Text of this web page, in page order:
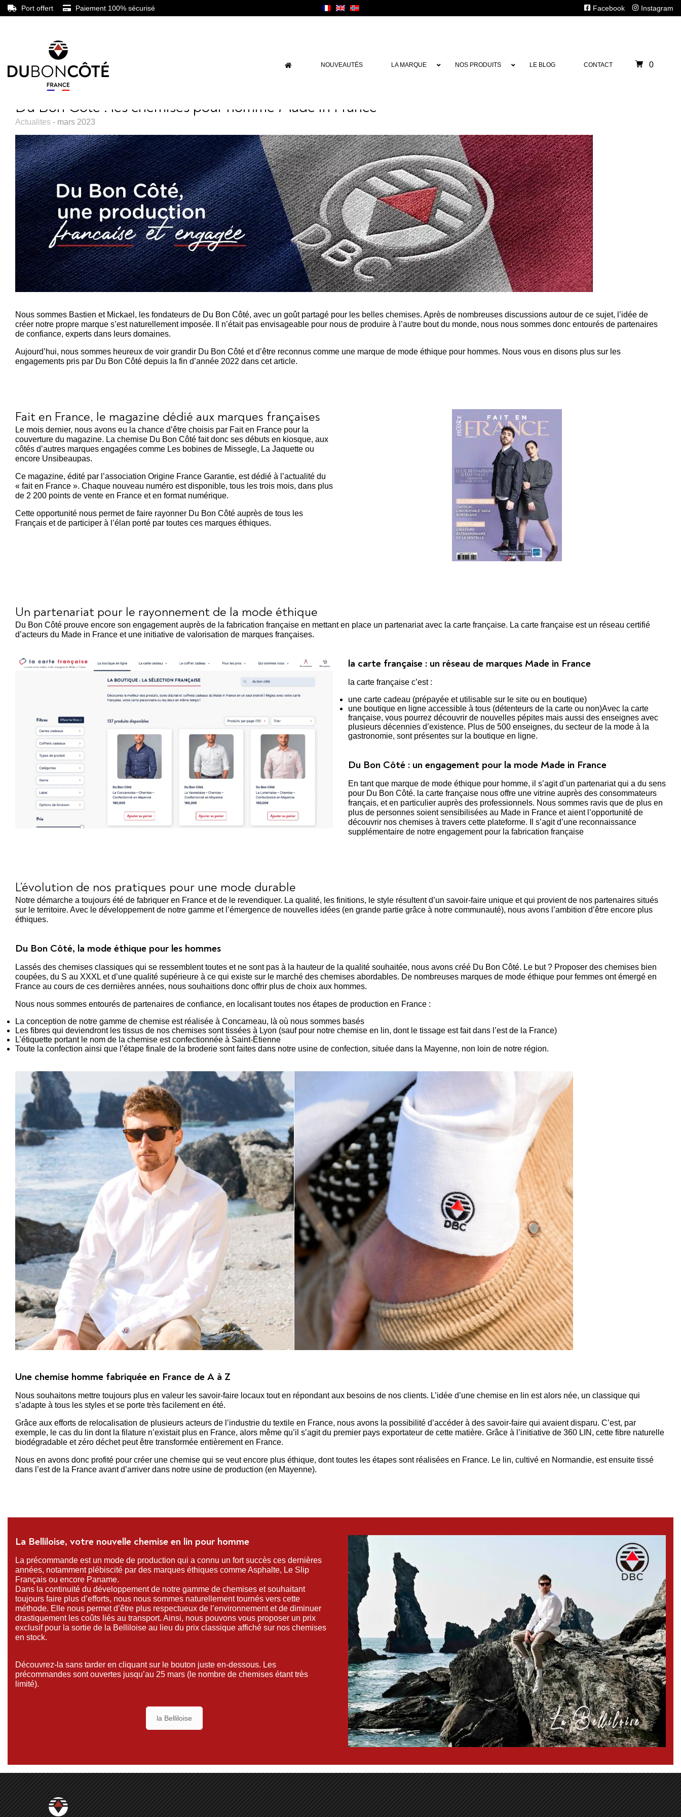
Port offert Paiement 100% sécurisé Facebook Instagram
NOUVEAUTÉS LA MARQUE NOS PRODUITS LE BLOG CONTACT 0
Du Bon Côté : les chemises pour homme Made in France
Actualites - mars 2023
Nous sommes Bastien et Mickael, les fondateurs de Du Bon Côté, avec un goût partagé pour les belles chemises. Après de nombreuses discussions autour de ce sujet, l’idée de
créer notre propre marque s’est naturellement imposée. Il n’était pas envisageable pour nous de produire à l’autre bout du monde, nous nous sommes donc entourés de partenaires
de confiance, experts dans leurs domaines.
Aujourd’hui, nous sommes heureux de voir grandir Du Bon Côté et d’être reconnus comme une marque de mode éthique pour hommes. Nous vous en disons plus sur les
engagements pris par Du Bon Côté depuis la fin d’année 2022 dans cet article.
Fait en France, le magazine dédié aux marques françaises
Le mois dernier, nous avons eu la chance d’être choisis par Fait en France pour la
couverture du magazine. La chemise Du Bon Côté fait donc ses débuts en kiosque, aux
côtés d’autres marques engagées comme Les bobines de Missegle, La Jaquette ou
encore Unsibeaupas.
Ce magazine, édité par l’association Origine France Garantie, est dédié à l’actualité du
« fait en France ». Chaque nouveau numéro est disponible, tous les trois mois, dans plus
de 2 200 points de vente en France et en format numérique.
Cette opportunité nous permet de faire rayonner Du Bon Côté auprès de tous les
Français et de participer à l’élan porté par toutes ces marques éthiques.
Un partenariat pour le rayonnement de la mode éthique
Du Bon Côté prouve encore son engagement auprès de la fabrication française en mettant en place un partenariat avec la carte française. La carte française est un réseau certifié
d’acteurs du Made in France et une initiative de valorisation de marques françaises.
la carte française : un réseau de marques Made in France
la carte française c’est :
une carte cadeau (prépayée et utilisable sur le site ou en boutique)
une boutique en ligne accessible à tous (détenteurs de la carte ou non)Avec la carte
française, vous pourrez découvrir de nouvelles pépites mais aussi des enseignes avec
plusieurs décennies d’existence. Plus de 500 enseignes, du secteur de la mode à la
gastronomie, sont présentes sur la boutique en ligne.
Du Bon Côté : un engagement pour la mode Made in France
En tant que marque de mode éthique pour homme, il s’agit d’un partenariat qui a du sens
pour Du Bon Côté. la carte française nous offre une vitrine auprès des consommateurs
français, et en particulier auprès des professionnels. Nous sommes ravis que de plus en
plus de personnes soient sensibilisées au Made in France et aient l’opportunité de
découvrir nos chemises à travers cette plateforme. Il s’agit d’une reconnaissance
supplémentaire de notre engagement pour la fabrication française
L’évolution de nos pratiques pour une mode durable
Notre démarche a toujours été de fabriquer en France et de le revendiquer. La qualité, les finitions, le style résultent d’un savoir-faire unique et qui provient de nos partenaires situés
sur le territoire. Avec le développement de notre gamme et l’émergence de nouvelles idées (en grande partie grâce à notre communauté), nous avons l’ambition d’être encore plus
éthiques.
Du Bon Côté, la mode éthique pour les hommes
Lassés des chemises classiques qui se ressemblent toutes et ne sont pas à la hauteur de la qualité souhaitée, nous avons créé Du Bon Côté. Le but ? Proposer des chemises bien
coupées, du S au XXXL et d’une qualité supérieure à ce qui existe sur le marché des chemises abordables. De nombreuses marques de mode éthique pour femmes ont émergé en
France au cours de ces dernières années, nous souhaitions donc offrir plus de choix aux hommes.
Nous nous sommes entourés de partenaires de confiance, en localisant toutes nos étapes de production en France :
La conception de notre gamme de chemise est réalisée à Concarneau, là où nous sommes basés
Les fibres qui deviendront les tissus de nos chemises sont tissées à Lyon (sauf pour notre chemise en lin, dont le tissage est fait dans l’est de la France)
L’étiquette portant le nom de la chemise est confectionnée à Saint-Étienne
Toute la confection ainsi que l’étape finale de la broderie sont faites dans notre usine de confection, située dans la Mayenne, non loin de notre région.
Une chemise homme fabriquée en France de A à Z
Nous souhaitons mettre toujours plus en valeur les savoir-faire locaux tout en répondant aux besoins de nos clients. L’idée d’une chemise en lin est alors née, un classique qui
s’adapte à tous les styles et se porte très facilement en été.
Grâce aux efforts de relocalisation de plusieurs acteurs de l’industrie du textile en France, nous avons la possibilité d’accéder à des savoir-faire qui avaient disparu. C’est, par
exemple, le cas du lin dont la filature n’existait plus en France, alors même qu’il s’agit du premier pays exportateur de cette matière. Grâce à l’initiative de 360 LIN, cette fibre naturelle
biodégradable et zéro déchet peut être transformée entièrement en France.
Nous en avons donc profité pour créer une chemise qui se veut encore plus éthique, dont toutes les étapes sont réalisées en France. Le lin, cultivé en Normandie, est ensuite tissé
dans l’est de la France avant d’arriver dans notre usine de production (en Mayenne).
La Belliloise, votre nouvelle chemise en lin pour homme
La précommande est un mode de production qui a connu un fort succès ces dernières
années, notamment plébiscité par des marques éthiques comme Asphalte, Le Slip
Français ou encore Paname.
Dans la continuité du développement de notre gamme de chemises et souhaitant
toujours faire plus d’efforts, nous nous sommes naturellement tournés vers cette
méthode. Elle nous permet d’être plus respectueux de l’environnement et de diminuer
drastiquement les coûts liés au transport. Ainsi, nous pouvons vous proposer un prix
exclusif pour la sortie de la Belliloise au lieu du prix classique affiché sur nos chemises
en stock.
Découvrez-la sans tarder en cliquant sur le bouton juste en-dessous. Les
précommandes sont ouvertes jusqu’au 25 mars (le nombre de chemises étant très
limité).
la Belliloise